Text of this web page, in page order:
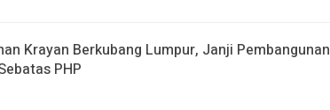
Krayan Berkubang Lumpur, Janji Pembangunan
PHP